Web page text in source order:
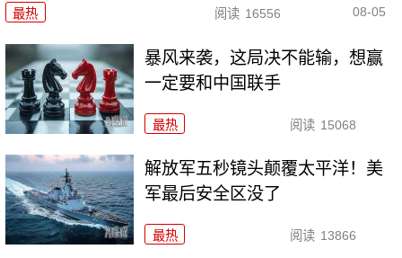
最热 阅读 16556 08-05
暴风来袭，这局决不能输，想赢
一定要和中国联手
最热 阅读 15068
解放军五秒镜头颠覆太平洋！美
军最后安全区没了
最热 阅读 13866